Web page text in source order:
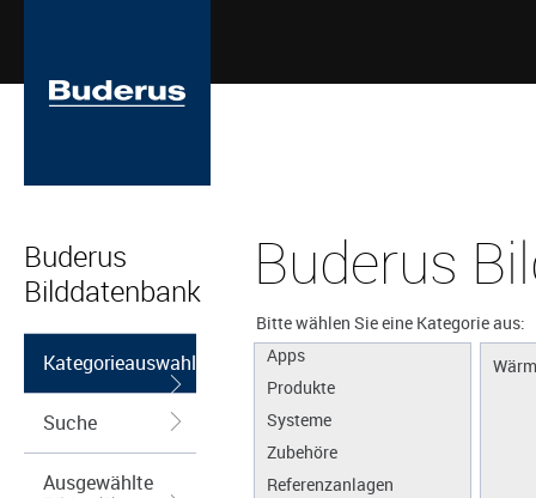
Buderus
Bilddatenbank
Kategorieauswahl
Suche
Ausgewählte
Buderus
Bitte wählen Sie eine Kategorie aus:
Apps
Produkte
Systeme
Zubehöre
Referenzanlagen